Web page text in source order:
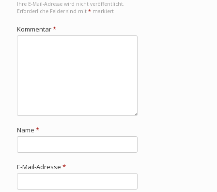
Ihre E-Mail-Adresse wird nicht veröffentlicht.
Erforderliche Felder sind mit * markiert
Kommentar*
Name *
E-Mail-Adresse *